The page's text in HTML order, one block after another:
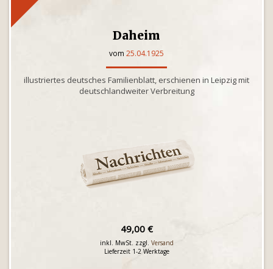
Daheim
vom 25.04.1925
illustriertes deutsches Familienblatt, erschienen in Leipzig mit
deutschlandweiter Verbreitung
49,00 €
inkl. MwSt. zzgl. Versand
Lieferzeit 1-2 Werktage